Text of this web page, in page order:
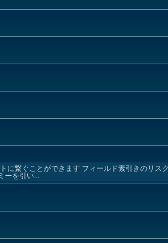
に繋ぐことができます フィールド素引きのリス
を引い...